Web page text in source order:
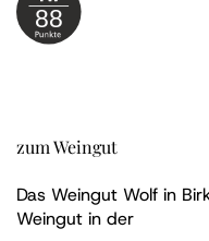
88
zum Weingut
Das Weingut Wolf in
Weingut in der